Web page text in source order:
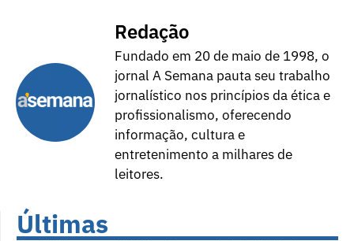
Redação
Fundado em 20 de maio de 1998, o
jornal A Semana pauta seu trabalho
jornalístico nos princípios da ética e
profissionalismo, oferecendo
informação, cultura e
entretenimento a milhares de
leitores.
Últimas